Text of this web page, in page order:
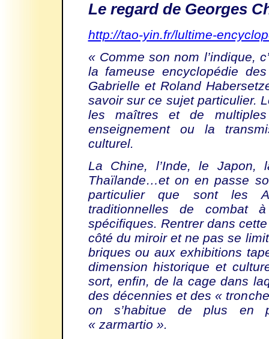
Le regard de Georges
http://tao-yin.fr/lultime-
« Comme son nom l’indique,
la fameuse encyclopédie
Gabrielle et Roland
savoir sur ce sujet particulier.
les maîtres et de
enseignement ou la
culturel.
La Chine, l’Inde, le Japon,
Thaïlande…et on en passe
particulier que sont les
traditionnelles de
spécifiques. Rentrer dans
côté du miroir et ne pas se
briques ou aux exhibitions
dimension historique et
sort, enfin, de la cage dans
des décennies et des «
on s’habitue de plus en
« zarmartio ».